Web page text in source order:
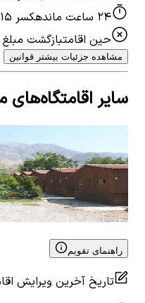
۲۴ ساعت مانده
کسر ۱۵٪ + شب اول
حین اقامتبازگشت مبلغ
مشاهده جزئیات بیشتر قوانین
سایر اقامتگاه‌های
بومگردی در سی سخت
اتاق خواب6 نفر
4.75
۲٬۵۹۰٬۰۰۰ تومان
View details for
راهنمای تقویم
تاریخ آخرین ویرایش